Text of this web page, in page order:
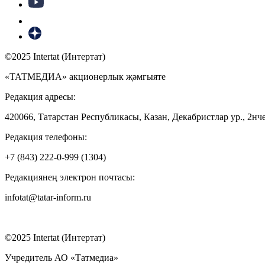
©2025 Intertat (Интертат)
«ТАТМЕДИА» акционерлык җәмгыяте
Редакция адресы:
420066, Татарстан Республикасы, Казан, Декабристлар ур.,
Редакция телефоны:
+7 (843) 222-0-999 (1304)
Редакциянең электрон почтасы:
infotat@tatar-inform.ru
©2025 Intertat (Интертат)
Учредитель АО «Татмедиа»